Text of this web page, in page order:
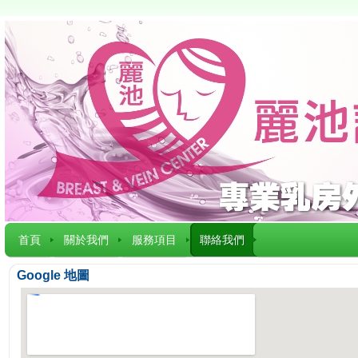
首頁 關於我們 服務項目 聯絡我們
Google 地圖